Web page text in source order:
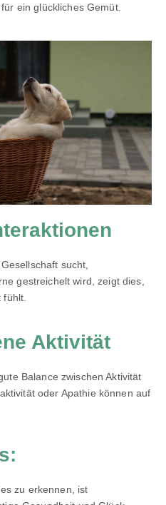
ein glückliches Gemüt.
sucht,
gestreichelt wird, zeigt dies,
Aktivität
Balance zwischen Aktivität
oder Apathie können auf
zu erkennen, ist